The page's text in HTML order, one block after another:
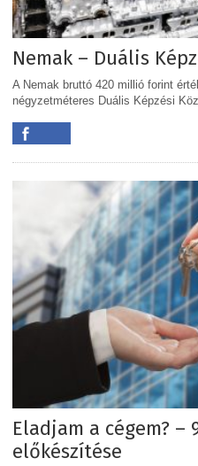
Nemak – Duális
A Nemak bruttó 420 millió forint
négyzetméteres Duális Képzési
Eladjam a cégem? –
előkészítése